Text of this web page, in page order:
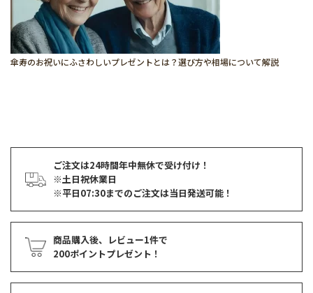
傘寿のお祝いにふさわしいプレゼントとは？選び方や相場について解説
ご注文は24時間年中無休で受け付け！
※土日祝休業日
※平日07:30までのご注文は当日発送可能！
商品購入後、レビュー1件で
200ポイントプレゼント！